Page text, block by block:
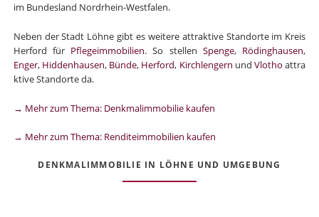
im Bundesland Nordrhein-Westfalen.
Neben der Stadt Löhne gibt es weitere attraktive Standorte im Kreis
Herford für Pflegeimmobilien. So stellenSpenge, Rödinghausen,
Enger, Hiddenhausen, Bünde, Herford, Kirchlengern undVlotho attra
ktive Standorte da.
→ Mehr zum Thema: Denkmalimmobilie kaufen
→ Mehr zum Thema: Renditeimmobilien kaufen
DENKMALIMMOBILIE IN LÖHNE UND UMGEBUNG